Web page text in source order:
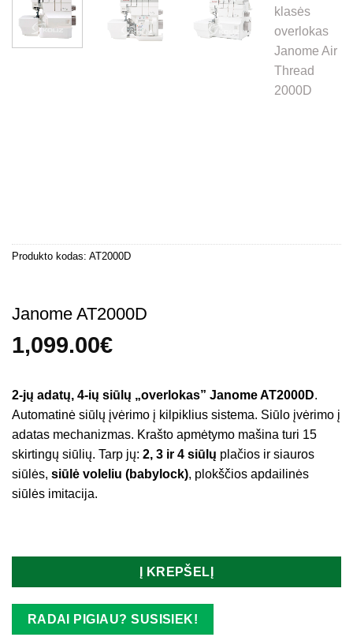
Produkto kodas: AT2000D
Janome AT2000D
1,099.00€
2-jų adatų, 4-ių siūlų „overlokas” Janome AT2000D.
Automatinė siūlų įvėrimo į kilpiklius sistema. Siūlo įvėrimo į
adatas mechanizmas. Krašto apmėtymo mašina turi 15
skirtingų siūlių. Tarp jų: 2, 3 ir 4 siūlų plačios ir siauros
siūlės, siūlė voleliu (babylock), plokščios apdailinės
siūlės imitacija.
Į KREPŠELĮ
RADAI PIGIAU? SUSISIEK!